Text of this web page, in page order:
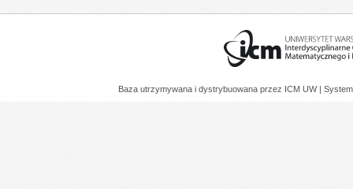
Baza utrzymywana i dystrybuowana przez ICM UW |